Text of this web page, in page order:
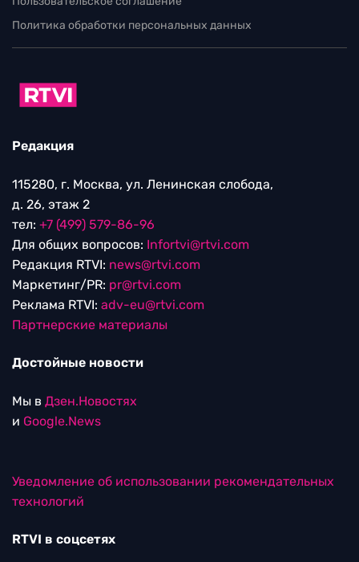
Политика обработки персональных данных
Редакция
115280, г. Москва, ул. Ленинская слобода,
д. 26, этаж 2
тел: +7 (499) 579-86-96
Для общих вопросов: Infortvi@rtvi.com
Редакция RTVI: news@rtvi.com
Маркетинг/PR: pr@rtvi.com
Реклама RTVI: adv-eu@rtvi.com
Партнерские материалы
Достойные новости
Мы в Дзен.Новостях
и Google.News
Уведомление об использовании рекомендательных
технологий
RTVI в соцсетях